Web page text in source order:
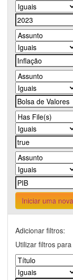
Iniciar uma
Adicionar filtros:
Utilizar filtros